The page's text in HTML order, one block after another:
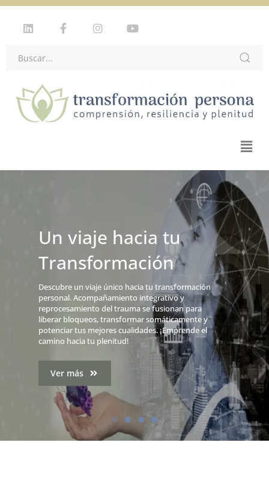
Un viaje hacia tu
Transformación
Descubre un viaje único hacia tu transformación
personal. Acompañamiento integrativo y
reprocesamiento del trauma se fusionan para
liberar bloqueos, transformar somáticamente y
potenciar tus mejores cualidades. ¡Emprende el
camino hacia tu plenitud!
Ver más